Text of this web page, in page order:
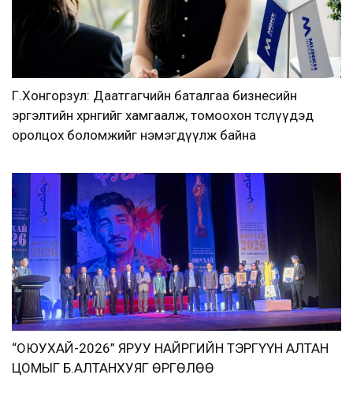
Г.Хонгорзул: Даатгагчийн баталгаа бизнесийн
эргэлтийн хөрөнгийг хамгаалж, томоохон төслүүдэд
оролцох боломжийг нэмэгдүүлж байна
“ОЮУХАЙ-2026” ЯРУУ НАЙРГИЙН ТЭРГҮҮН АЛТАН
ЦОМЫГ Б.АЛТАНХУЯГ ӨРГӨЛӨӨ